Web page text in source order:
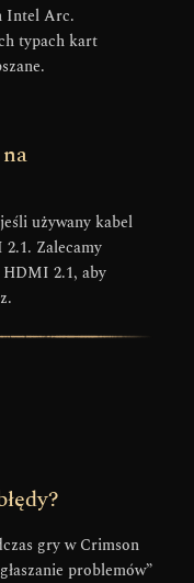
Intel Arc.
typach kart
używany kabel
Zalecamy
2.1, aby
gry w Crimson
problemów”